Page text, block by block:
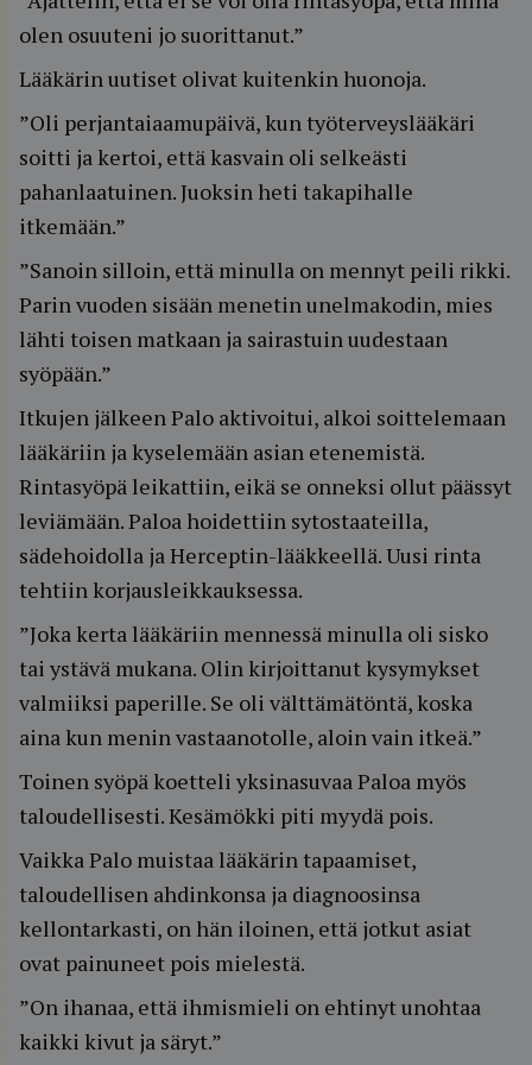
olen osuuteni jo suorittanut.”
Lääkärin uutiset olivat kuitenkin huonoja.
”Oli perjantaiaamupäivä, kun työterveyslääkäri
soitti ja kertoi, että kasvain oli selkeästi
pahanlaatuinen. Juoksin heti takapihalle
itkemään.”
”Sanoin silloin, että minulla on mennyt peili rikki.
Parin vuoden sisään menetin unelmakodin, mies
lähti toisen matkaan ja sairastuin uudestaan
syöpään.”
Itkujen jälkeen Palo aktivoitui, alkoi soittelemaan
lääkäriin ja kyselemään asian etenemistä.
Rintasyöpä leikattiin, eikä se onneksi ollut päässyt
leviämään. Paloa hoidettiin sytostaateilla,
sädehoidolla ja Herceptin-lääkkeellä. Uusi rinta
tehtiin korjausleikkauksessa.
”Joka kerta lääkäriin mennessä minulla oli sisko
tai ystävä mukana. Olin kirjoittanut kysymykset
valmiiksi paperille. Se oli välttämätöntä, koska
aina kun menin vastaanotolle, aloin vain itkeä.”
Toinen syöpä koetteli yksinasuvaa Paloa myös
taloudellisesti. Kesämökki piti myydä pois.
Vaikka Palo muistaa lääkärin tapaamiset,
taloudellisen ahdinkonsa ja diagnoosinsa
kellontarkasti, on hän iloinen, että jotkut asiat
ovat painuneet pois mielestä.
”On ihanaa, että ihmismieli on ehtinyt unohtaa
kaikki kivut ja säryt.”